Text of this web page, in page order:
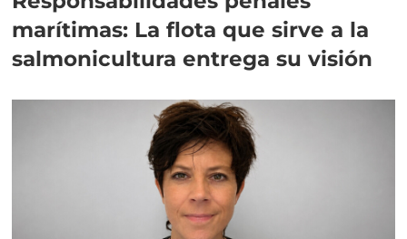
marítimas: La flota que sirve a la
salmonicultura entrega su visión